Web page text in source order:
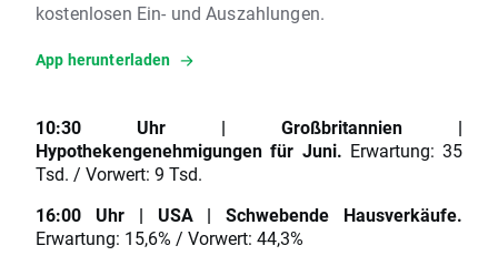
kostenlosen Ein- und Auszahlungen.
App herunterladen
10:30 Uhr | Großbritannien |
Hypothekengenehmigungen für Juni. Erwartung: 35
Tsd. / Vorwert: 9 Tsd.
16:00 Uhr | USA | Schwebende Hausverkäufe.
Erwartung: 15,6% / Vorwert: 44,3%